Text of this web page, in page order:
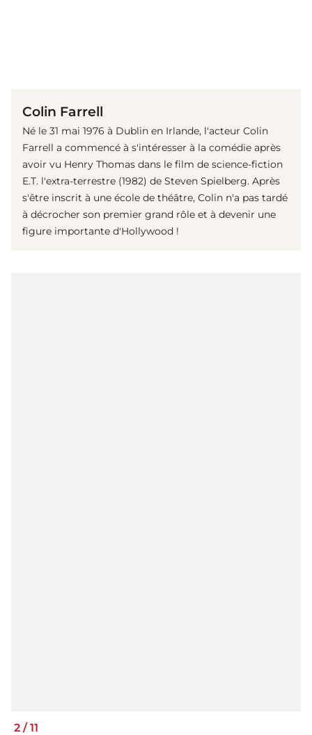
Colin Farrell
Né le 31 mai 1976 à Dublin en Irlande, l'acteur Colin
Farrell a commencé à s'intéresser à la comédie après
avoir vu Henry Thomas dans le film de science-fiction
E.T. l'extra-terrestre (1982) de Steven Spielberg. Après
s'être inscrit à une école de théâtre, Colin n'a pas tardé
à décrocher son premier grand rôle et à devenir une
figure importante d'Hollywood !
2 /11